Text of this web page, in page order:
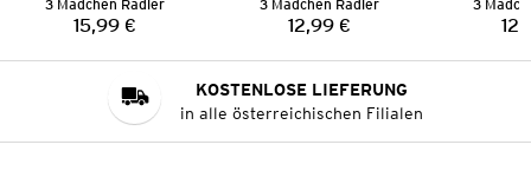
3 Mädchen Radler
Preis:
15,99 €
3 Mädchen Radler
Preis:
12,99 €
3
KOSTENLOSE LIEFERUNG
in alle österreichischen Filialen